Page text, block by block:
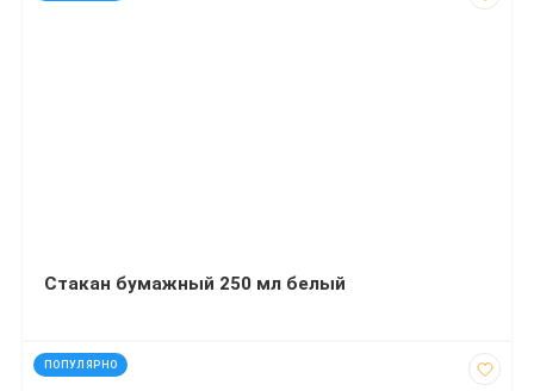
Стакан бумажный 250 мл белый
ПОПУЛЯРНО
код: 92572